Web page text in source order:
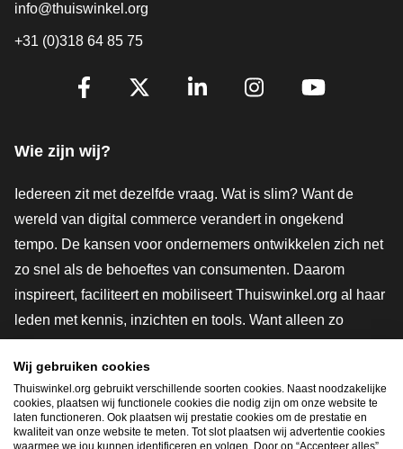
info@thuiswinkel.org
+31 (0)318 64 85 75
Volg je ons al?
Wie zijn wij?
Iedereen zit met dezelfde vraag. Wat is slim? Want de
wereld van digital commerce verandert in ongekend
tempo. De kansen voor ondernemers ontwikkelen zich net
zo snel als de behoeftes van consumenten. Daarom
inspireert, faciliteert en mobiliseert Thuiswinkel.org al haar
leden met kennis, inzichten en tools. Want alleen zo
innovatievere toekomst. Dus groei ook mee en maak
shoppen slimmer.
Lid worden
Wij gebruiken cookies
Thuiswinkel.org gebruikt verschillende soorten cookies. Naast noodzakelijke
cookies, plaatsen wij functionele cookies die nodig zijn om onze website te
laten functioneren. Ook plaatsen wij prestatie cookies om de prestatie en
kwaliteit van onze website te meten. Tot slot plaatsen wij advertentie cookies
waarmee we jou kunnen identificeren en volgen. Door op “Accepteer alles”